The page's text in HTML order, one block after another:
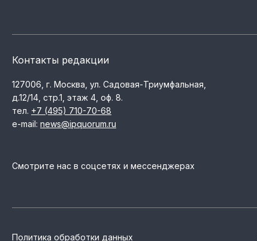
Контакты редакции
127006, г. Москва, ул. Садовая-Триумфальная,
д.12/14, стр.1, этаж 4, оф. 8.
тел. +7 (495) 710-70-68
e-mail: news@ipquorum.ru
Смотрите нас в соцсетях и мессенджерах
Политика обработки данных